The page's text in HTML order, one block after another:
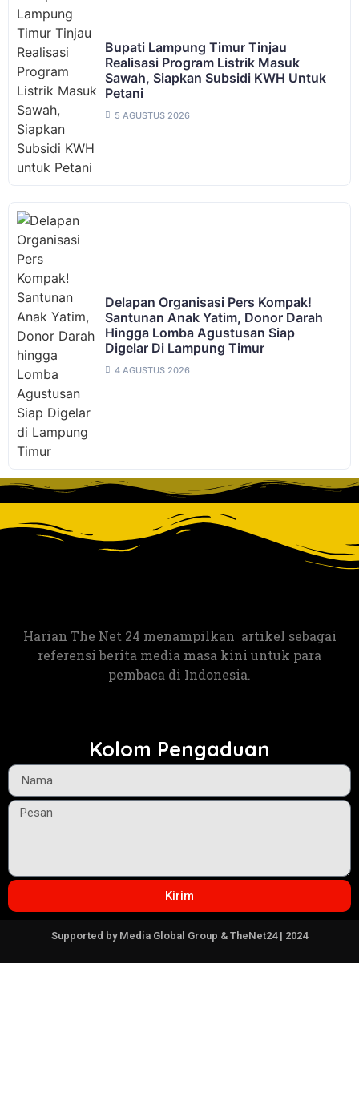
Bupati Lampung Timur Tinjau
Realisasi Program Listrik Masuk
Sawah, Siapkan Subsidi KWH Untuk
Petani
5 AGUSTUS 2026
Delapan Organisasi Pers Kompak!
Santunan Anak Yatim, Donor Darah
Hingga Lomba Agustusan Siap
Digelar Di Lampung Timur
4 AGUSTUS 2026
Harian The Net 24 menampilkan artikel sebagai
referensi berita media masa kini untuk para
pembaca di Indonesia.
Kolom Pengaduan
Kirim
Supported by Media Global Group & TheNet24 | 2024